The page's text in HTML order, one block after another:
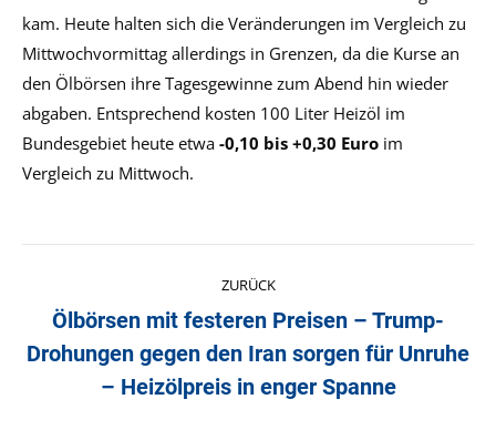
kam. Heute halten sich die Veränderungen im Vergleich zu
Mittwochvormittag allerdings in Grenzen, da die Kurse an
den Ölbörsen ihre Tagesgewinne zum Abend hin wieder
abgaben. Entsprechend kosten 100 Liter Heizöl im
Bundesgebiet heute etwa -0,10 bis +0,30 Euro im
Vergleich zu Mittwoch.
Kommentarnavigation
ZURÜCK
Vorheriger
Beitrag:
Ölbörsen mit festeren Preisen – Trump-
Drohungen gegen den Iran sorgen für Unruhe
– Heizölpreis in enger Spanne